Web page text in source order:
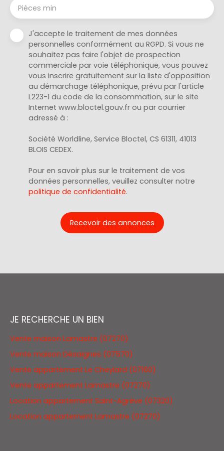
Pièces min
J'accepte le traitement de mes données
personnelles conformément au RGPD. Si vous ne
souhaitez pas faire l'objet de prospection
commerciale par voie téléphonique, vous pouvez
vous inscrire gratuitement sur la liste d'opposition
au démarchage téléphonique, prévu par l'article
L223-1 du code de la consommation, sur le site
Internet www.bloctel.gouv.fr ou par courrier
adressé à :
Société Worldline, Service Bloctel, CS 61311, 41013
BLOIS CEDEX.
Pour en savoir plus sur le traitement de vos
données personnelles, veuillez consulter notre
politique de confidentialité.
Recevoir des annonces
JE RECHERCHE UN BIEN
Vente maison Lamastre (07270)
Vente maison Désaignes (07570)
Vente appartement Le Cheylard (07160)
Vente appartement Lamastre (07270)
Location appartement Saint-Agrève (07320)
Location appartement Lamastre (07270)